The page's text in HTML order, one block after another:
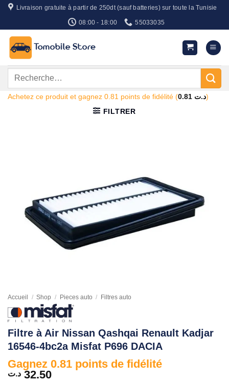
Passer
contenu
Livraison gratuite à partir de 250dt (sauf batteries) sur toute la Tunisie
08:00 - 18:00 55033035
Recherche
Achetez ce produit et gagnez 0.81 points de fidélité (0.81 د.ت)
FILTRER
Accueil / Shop / Pieces auto / Filtres auto
Filtre à Air Nissan Qashqai Renault Kadjar
16546-4bc2a Misfat P696 DACIA
Gagnez 0.81 points de fidélité
32.50 د.ت